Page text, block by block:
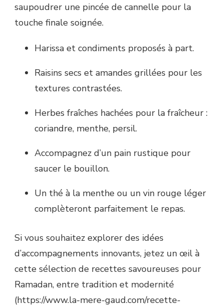
saupoudrer une pincée de cannelle pour la
touche finale soignée.
Harissa et condiments proposés à part.
Raisins secs et amandes grillées pour les
textures contrastées.
Herbes fraîches hachées pour la fraîcheur :
coriandre, menthe, persil.
Accompagnez d’un pain rustique pour
saucer le bouillon.
Un thé à la menthe ou un vin rouge léger
complèteront parfaitement le repas.
Si vous souhaitez explorer des idées
d’accompagnements innovants, jetez un œil à
cette sélection de recettes savoureuses pour
Ramadan, entre tradition et modernité
(https://www.la-mere-gaud.com/recette-